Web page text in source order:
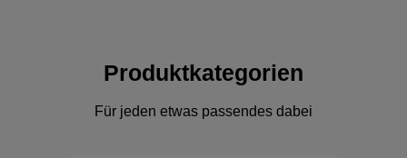
Produktkategorien
Für jeden etwas passendes dabei